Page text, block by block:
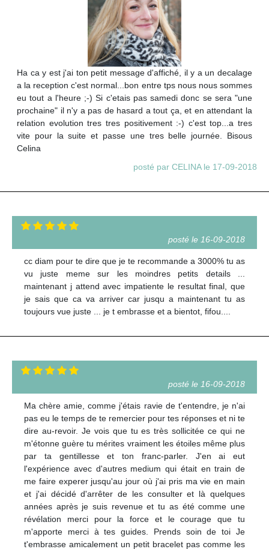
Ha ca y est j'ai ton petit message d'affiché, il y a un decalage
a la reception c'est normal...bon entre tps nous nous sommes
eu tout a l'heure ;-) Si c'etais pas samedi donc se sera "une
prochaine" il n'y a pas de hasard a tout ça, et en attendant la
relation evolution tres tres positivement :-) c'est top...a tres
vite pour la suite et passe une tres belle journée. Bisous
Celina
posté par CELINA le 17-09-2018
posté le 16-09-2018
cc diam pour te dire que je te recommande a 3000% tu as
vu juste meme sur les moindres petits details ...
maintenant j attend avec impatiente le resultat final, que
je sais que ca va arriver car jusqu a maintenant tu as
toujours vue juste ... je t embrasse et a bientot, fifou....
posté le 16-09-2018
Ma chère amie, comme j'étais ravie de t'entendre, je n'ai
pas eu le temps de te remercier pour tes réponses et ni te
dire au-revoir. Je vois que tu es très sollicitée ce qui ne
m'étonne guère tu mérites vraiment les étoiles même plus
par ta gentillesse et ton franc-parler. J'en ai eut
l'expérience avec d'autres medium qui était en train de
me faire experer jusqu'au jour où j'ai pris ma vie en main
et j'ai décidé d'arrêter de les consulter et là quelques
années après je suis revenue et tu as été comme une
révélation merci pour la force et le courage que tu
m'apporte merci à tes guides. Prends soin de toi Je
t'embrasse amicalement un petit bracelet pas comme les